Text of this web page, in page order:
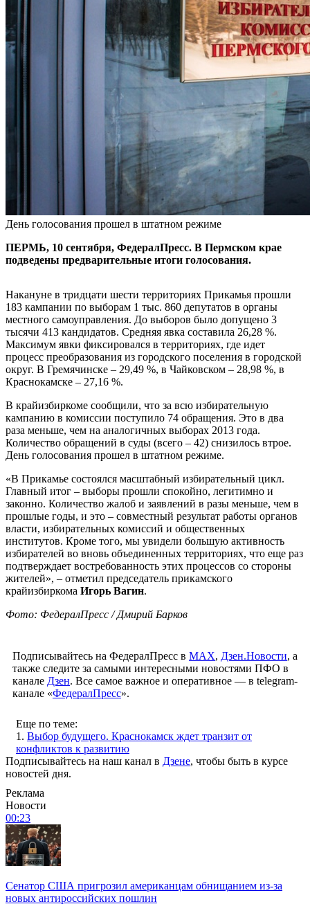
День голосования прошел в штатном режиме
ПЕРМЬ, 10 сентября, ФедералПресс. В Пермском крае
подведены предварительные итоги голосования.
Накануне в тридцати шести территориях Прикамья прошли
183 кампании по выборам 1 тыс. 860 депутатов в органы
местного самоуправления. До выборов было допущено 3
тысячи 413 кандидатов. Средняя явка составила 26,28 %.
Максимум явки фиксировался в территориях, где идет
процесс преобразования из городского поселения в городской
округ. В Гремячинске – 29,49 %, в Чайковском – 28,98 %, в
Краснокамске – 27,16 %.
В крайизбиркоме сообщили, что за всю избирательную
кампанию в комиссии поступило 74 обращения. Это в два
раза меньше, чем на аналогичных выборах 2013 года.
Количество обращений в суды (всего – 42) снизилось втрое.
День голосования прошел в штатном режиме.
«В Прикамье состоялся масштабный избирательный цикл.
Главный итог – выборы прошли спокойно, легитимно и
законно. Количество жалоб и заявлений в разы меньше, чем в
прошлые годы, и это – совместный результат работы органов
власти, избирательных комиссий и общественных
институтов. Кроме того, мы увидели большую активность
избирателей во вновь объединенных территориях, что еще раз
подтверждает востребованность этих процессов со стороны
жителей», – отметил председатель прикамского
крайизбиркома Игорь Вагин.
Фото: ФедералПресс / Дмирий Барков
Подписывайтесь на ФедералПресс в МАХ, Дзен.Новости, а
также следите за самыми интересными новостями ПФО в
канале Дзен. Все самое важное и оперативное — в telegram-
канале «ФедералПресс».
Еще по теме:
1. Выбор будущего. Краснокамск ждет транзит от
конфликтов к развитию
Подписывайтесь на наш канал в Дзене, чтобы быть в курсе
новостей дня.
Реклама
Новости
00:23
Сенатор США пригрозил американцам обнищанием из-за
новых антироссийских пошлин